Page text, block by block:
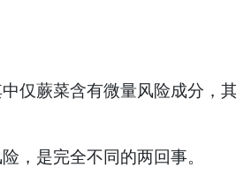
蕨菜含有微量风险成分，
是完全不同的两回事。